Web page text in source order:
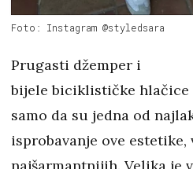
Foto: Instagram @styledsara
Prugasti džemper i
bijele biciklističke hlačice
samo da su jedna od
isprobavanje ove estetike,